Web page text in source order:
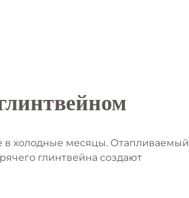
в холодные месяцы. Отапливаемый
глинтвейна создают